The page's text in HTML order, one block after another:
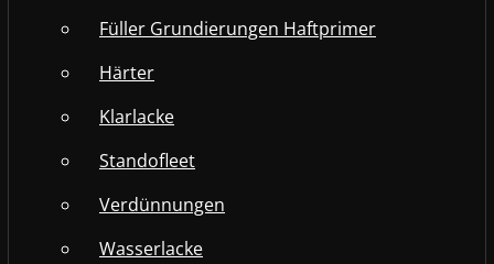
Füller Grundierungen Haftprimer
Härter
Klarlacke
Standofleet
Verdünnungen
Wasserlacke